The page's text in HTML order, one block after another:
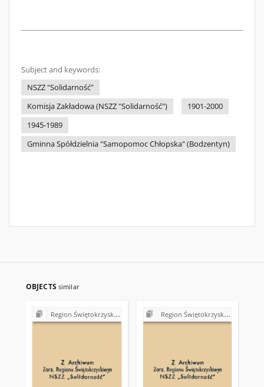
Subject and keywords:
NSZZ "Solidarność"
Komisja Zakładowa (NSZZ "Solidarność")
1901-2000
1945-1989
Gminna Spółdzielnia "Samopomoc Chłopska" (Bodzentyn)
OBJECTS similar
Region Świętokrzyski NSZZ "Solidarność". Delegatura Starachowice Region Świętokrzyski NSZZ "Solidarność". Delegatura Starachowice